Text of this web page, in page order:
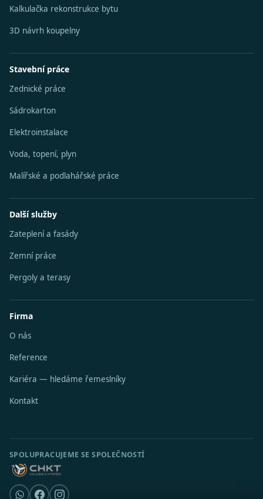
Kalkulačka rekonstrukce bytu
3D návrh koupelny
Stavební práce
Zednické práce
Sádrokarton
Elektroinstalace
Voda, topení, plyn
Malířské a podlahářské práce
Další služby
Zateplení a fasády
Zemní práce
Pergoly a terasy
Firma
O nás
Reference
Kariéra — hledáme řemeslníky
Kontakt
SPOLUPRACUJEME SE SPOLEČNOSTÍ